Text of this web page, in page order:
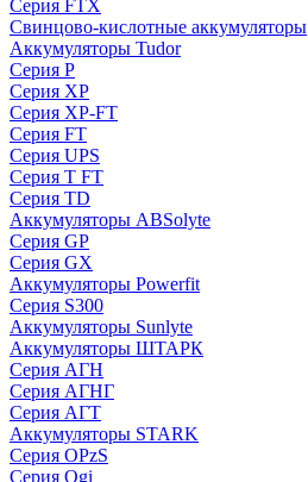
Серия FTX
Свинцово-кислотные аккумуляторы
Аккумуляторы Tudor
Серия P
Серия XP
Серия XP-FT
Серия FT
Серия UPS
Серия T FT
Серия TD
Аккумуляторы ABSolyte
Серия GP
Серия GX
Аккумуляторы Powerfit
Серия S300
Аккумуляторы Sunlyte
Аккумуляторы ШТАРК
Серия АГН
Серия АГНГ
Серия АГT
Аккумуляторы STARK
Серия OPzS
Серия Ogi